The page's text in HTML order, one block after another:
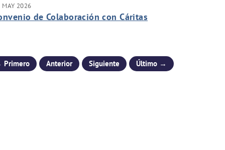
MAY 2026
de Colaboración con Cáritas
Anterior Siguiente Último →